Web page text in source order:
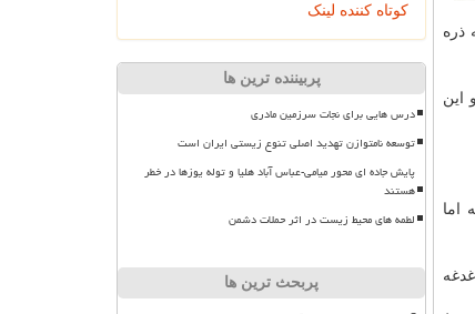
ذره
این
اما
کوتاه کننده لینک
پربیننده ترین ها
درس هایی برای نجات سرزمین مادری
توسعه نامتوازن تهدید اصلی تنوع زیستی ایران است
پایش جاده ای محور میامی-عباس آباد هلیا و توله یوزها در خطر
هستند
لطمه های محیط زیست در اثر حملات دشمن
پربحث ترین ها